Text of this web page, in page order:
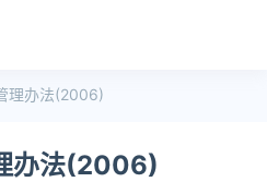
理办法(2006)
办法(2006)